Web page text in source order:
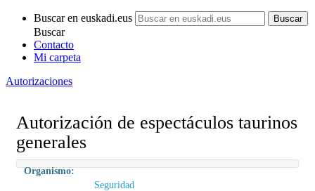
Buscar en euskadi.eus
Buscar
Contacto
Mi carpeta
Autorizaciones
Autorización de espectáculos taurinos
generales
Organismo:
Seguridad